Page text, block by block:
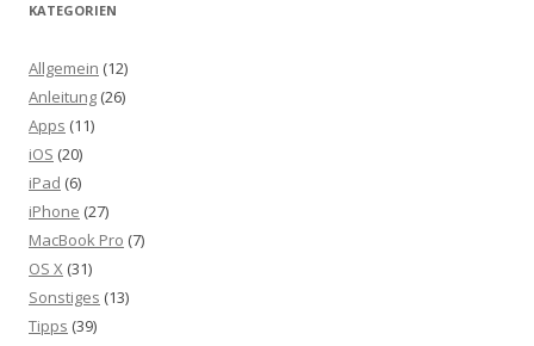
KATEGORIEN
Allgemein (12)
Anleitung (26)
Apps (11)
iOS (20)
iPad (6)
iPhone (27)
MacBook Pro (7)
OS X (31)
Sonstiges (13)
Tipps (39)